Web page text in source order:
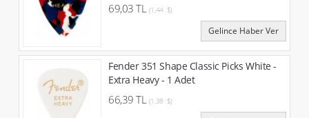
69,03 TL (1,44 $)
Gelince Haber Ver
Fender 351 Shape Classic Picks White -
Extra Heavy - 1 Adet
66,39 TL (1,38 $)